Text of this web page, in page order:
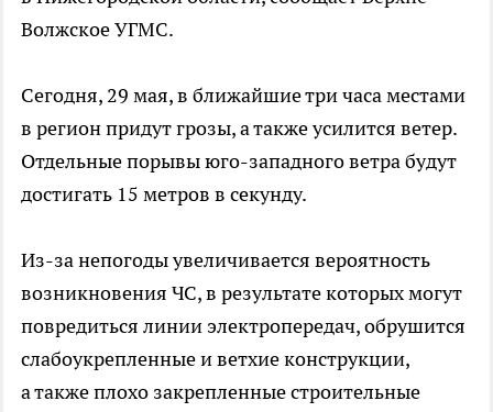
Волжское УГМС.
Сегодня, 29 мая, в ближайшие три часа местами
в регион придут грозы, а также усилится ветер.
Отдельные порывы юго-западного ветра будут
достигать 15 метров в секунду.
Из-за непогоды увеличивается вероятность
возникновения ЧС, в результате которых могут
повредиться линии электропередач, обрушится
слабоукрепленные и ветхие конструкции,
а также плохо закрепленные строительные